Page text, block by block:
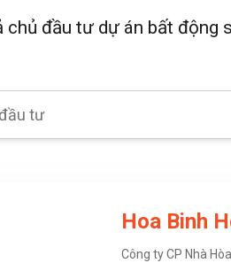
chủ đầu tư dự án bất động
Hoa Binh
Công ty CP Nhà